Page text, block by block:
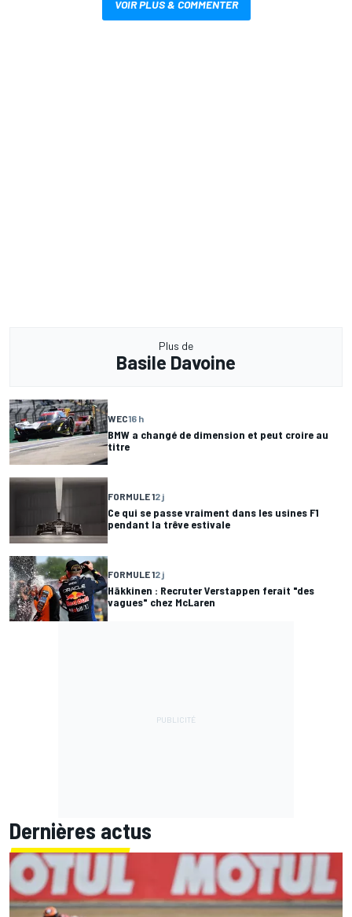
VOIR PLUS & COMMENTER
Plus de
Basile Davoine
WEC16 h
BMW a changé de dimension et peut croire au
titre
FORMULE 12 j
Ce qui se passe vraiment dans les usines F1
pendant la trêve estivale
FORMULE 12 j
Häkkinen : Recruter Verstappen ferait "des
vagues" chez McLaren
Dernières actus